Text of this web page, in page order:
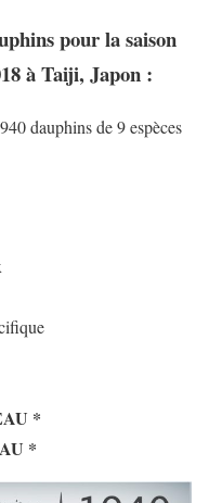
pour la saison
à Taiji, Japon :
dauphins de 9 espèces
*
*